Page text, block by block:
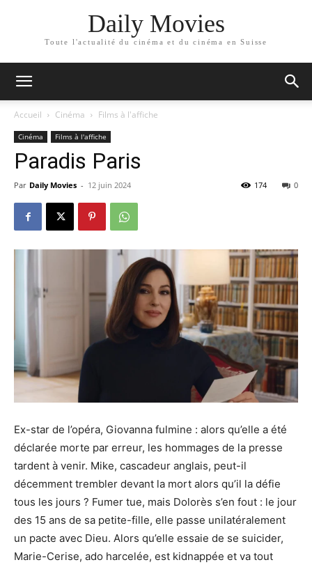
Daily Movies
Toute l'actualité du cinéma et du cinéma en Suisse
Accueil Cinéma Films à l'affiche
Cinéma Films à l'affiche
Paradis Paris
Par Daily Movies - 12 juin 2024 0
174
Ex-star de l’opéra, Giovanna fulmine : alors qu’elle a été
déclarée morte par erreur, les hommages de la presse
tardent à venir. Mike, cascadeur anglais, peut-il
décemment trembler devant la mort alors qu’il la défie
tous les jours ? Fumer tue, mais Dolorès s’en fout : le jour
des 15 ans de sa petite-fille, elle passe unilatéralement
un pacte avec Dieu. Alors qu’elle essaie de se suicider,
Marie-Cerise, ado harcelée, est kidnappée et va tout